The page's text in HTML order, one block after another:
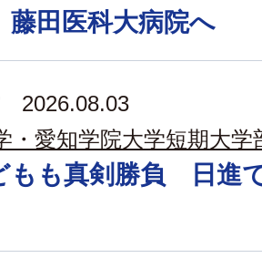
田医科大病院へ
2026.08.03
・愛知学院大学短期大学
もも真剣勝負 日進